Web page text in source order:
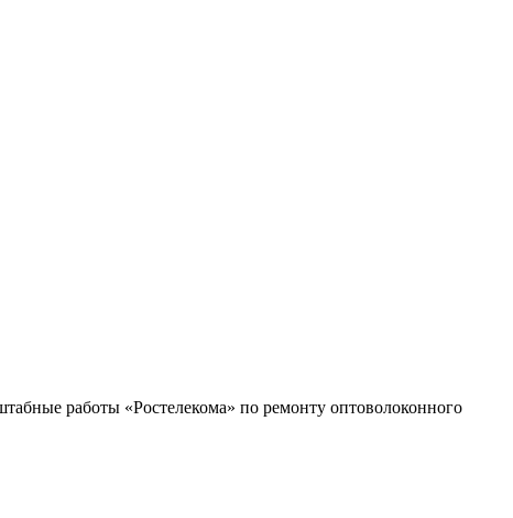
работы «Ростелекома» по ремонту оптоволоконного